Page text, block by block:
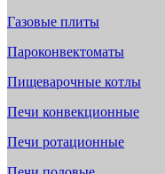
Газовые плиты
Пароконвектоматы
Пищеварочные котлы
Печи конвекционные
Печи ротационные